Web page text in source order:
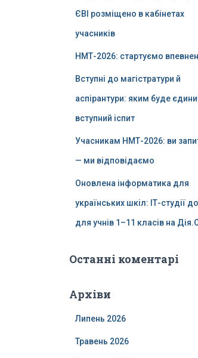
ЄВІ розміщено в кабінетах
учасників
НМТ-2026: стартуємо
Вступні до магістратури й
аспірантури: яким буде
вступний іспит
Учасникам НМТ-2026: ви
— ми відповідаємо
Оновлена інформатика для
українських шкіл: ІТ-студії
для учнів 1–11 класів на
Останні коментарі
Архіви
Липень 2026
Травень 2026